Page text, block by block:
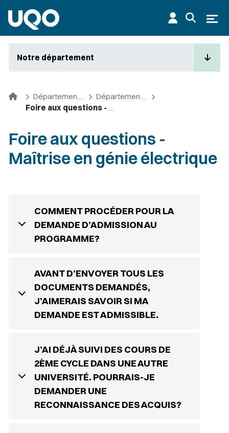
Notre département
Accueil Départements et cycles supérieurs
Département d'informatique et d'ingénierie
Foire aux questions - Maîtrise en génie électrique
Foire aux questions -
Maîtrise en génie électrique
COMMENT PROCÉDER POUR LA
DEMANDE D’ADMISSION AU
PROGRAMME?
AVANT D’ENVOYER TOUS LES
DOCUMENTS DEMANDÉS,
J’AIMERAIS SAVOIR SI MA
DEMANDE EST ADMISSIBLE.
J’AI DÉJÀ SUIVI DES COURS DE
2ÈME CYCLE DANS UNE AUTRE
UNIVERSITÉ. POURRAIS-JE
DEMANDER UNE
RECONNAISSANCE DES ACQUIS?